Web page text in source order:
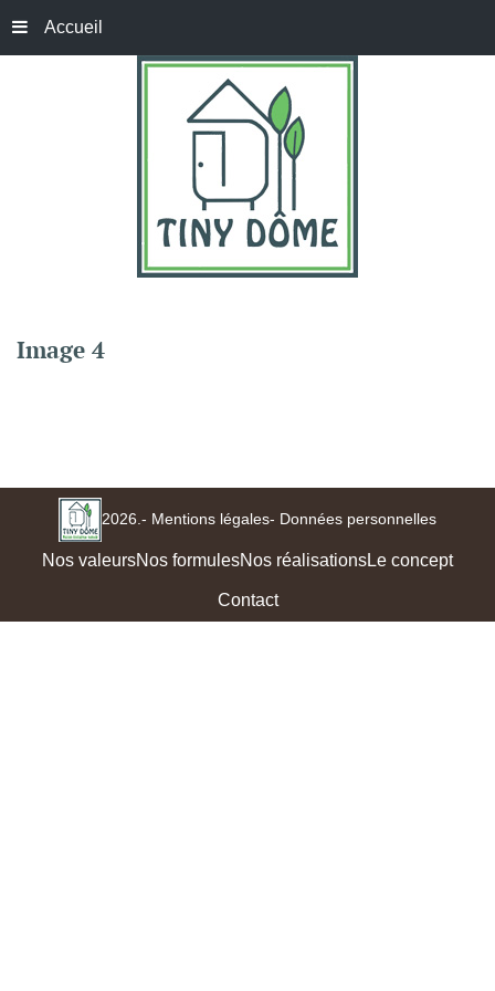
Accueil
Image 4
2026.- Mentions légales- Données personnelles
Nos valeursNos formulesNos réalisationsLe concept
Contact